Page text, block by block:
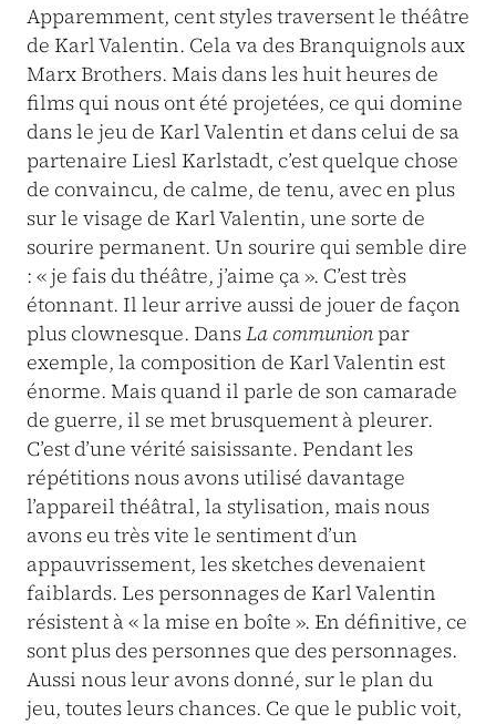
Apparemment, cent styles traversent le théâtre
de Karl Valentin. Cela va des Branquignols aux
Marx Brothers. Mais dans les huit heures de
films qui nous ont été projetées, ce qui domine
dans le jeu de Karl Valentin et dans celui de sa
partenaire Liesl Karlstadt, c’est quelque chose
de convaincu, de calme, de tenu, avec en plus
sur le visage de Karl Valentin, une sorte de
sourire permanent. Un sourire qui semble dire
: « je fais du théâtre, j’aime ça ». C’est très
étonnant. Il leur arrive aussi de jouer de façon
plus clownesque. DansLa communionpar
exemple, la composition de Karl Valentin est
énorme. Mais quand il parle de son camarade
de guerre, il se met brusquement à pleurer.
C’est d’une vérité saisissante. Pendant les
répétitions nous avons utilisé davantage
l’appareil théâtral, la stylisation, mais nous
avons eu très vite le sentiment d’un
appauvrissement, les sketches devenaient
faiblards. Les personnages de Karl Valentin
résistent à « la mise en boîte ». En définitive, ce
sont plus des personnes que des personnages.
Aussi nous leur avons donné, sur le plan du
jeu, toutes leurs chances. Ce que le public voit,